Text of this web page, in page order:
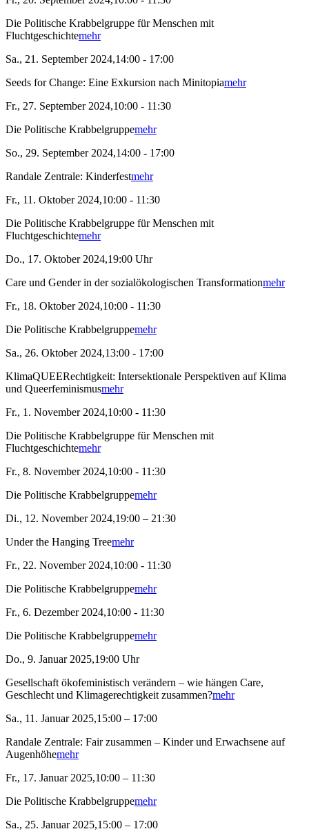
Die Politische Krabbelgruppe für Menschen mit
Fluchtgeschichtemehr
Sa., 21. September 2024,14:00 - 17:00
Seeds for Change: Eine Exkursion nach Minitopiamehr
Fr., 27. September 2024,10:00 - 11:30
Die Politische Krabbelgruppemehr
So., 29. September 2024,14:00 - 17:00
Randale Zentrale: Kinderfestmehr
Fr., 11. Oktober 2024,10:00 - 11:30
Die Politische Krabbelgruppe für Menschen mit
Fluchtgeschichtemehr
Do., 17. Oktober 2024,19:00 Uhr
Care und Gender in der sozialökologischen Transformationmehr
Fr., 18. Oktober 2024,10:00 - 11:30
Die Politische Krabbelgruppemehr
Sa., 26. Oktober 2024,13:00 - 17:00
KlimaQUEERechtigkeit: Intersektionale Perspektiven auf Klima
und Queerfeminismusmehr
Fr., 1. November 2024,10:00 - 11:30
Die Politische Krabbelgruppe für Menschen mit
Fluchtgeschichtemehr
Fr., 8. November 2024,10:00 - 11:30
Die Politische Krabbelgruppemehr
Di., 12. November 2024,19:00 – 21:30
Under the Hanging Treemehr
Fr., 22. November 2024,10:00 - 11:30
Die Politische Krabbelgruppemehr
Fr., 6. Dezember 2024,10:00 - 11:30
Die Politische Krabbelgruppemehr
Do., 9. Januar 2025,19:00 Uhr
Gesellschaft ökofeministisch verändern – wie hängen Care,
Geschlecht und Klimagerechtigkeit zusammen?mehr
Sa., 11. Januar 2025,15:00 – 17:00
Randale Zentrale: Fair zusammen – Kinder und Erwachsene auf
Augenhöhemehr
Fr., 17. Januar 2025,10:00 – 11:30
Die Politische Krabbelgruppemehr
Sa., 25. Januar 2025,15:00 – 17:00